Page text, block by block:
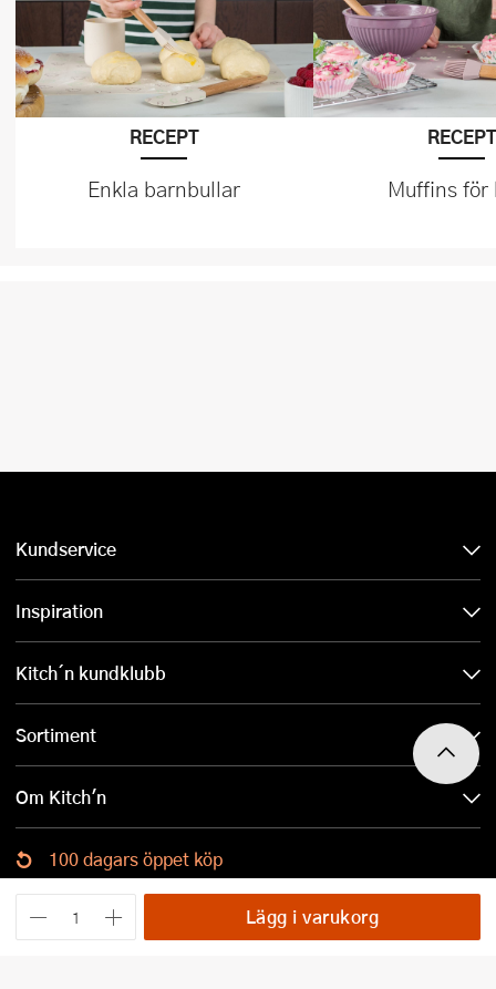
Lägg i varukorg
RECEPT
Enkla barnbullar
RECEPT
Muffins för
Kundservice
Inspiration
Kitch´n kundklubb
Sortiment
Om Kitch'n
100 dagars öppet köp
Ladda ned Kitch´n-appen